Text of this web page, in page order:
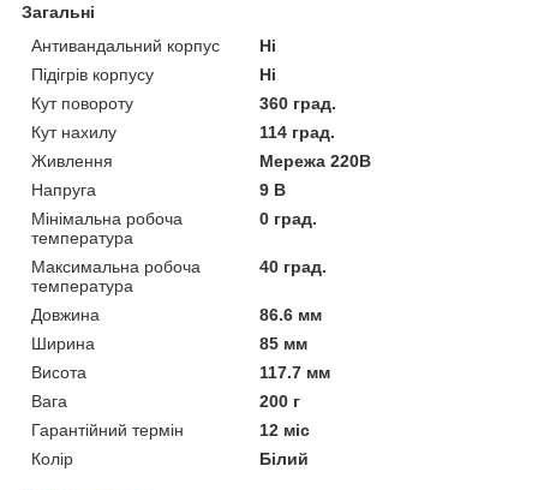
Загальні
Антивандальний корпус
Ні
Підігрів корпусу
Ні
Кут повороту
360 град.
Кут нахилу
114 град.
Живлення
Мережа 220В
Напруга
9 В
Мінімальна робоча
температура
0 град.
Максимальна робоча
температура
40 град.
Довжина
86.6 мм
Ширина
85 мм
Висота
117.7 мм
Вага
200 г
Гарантійний термін
12 міс
Колір
Білий